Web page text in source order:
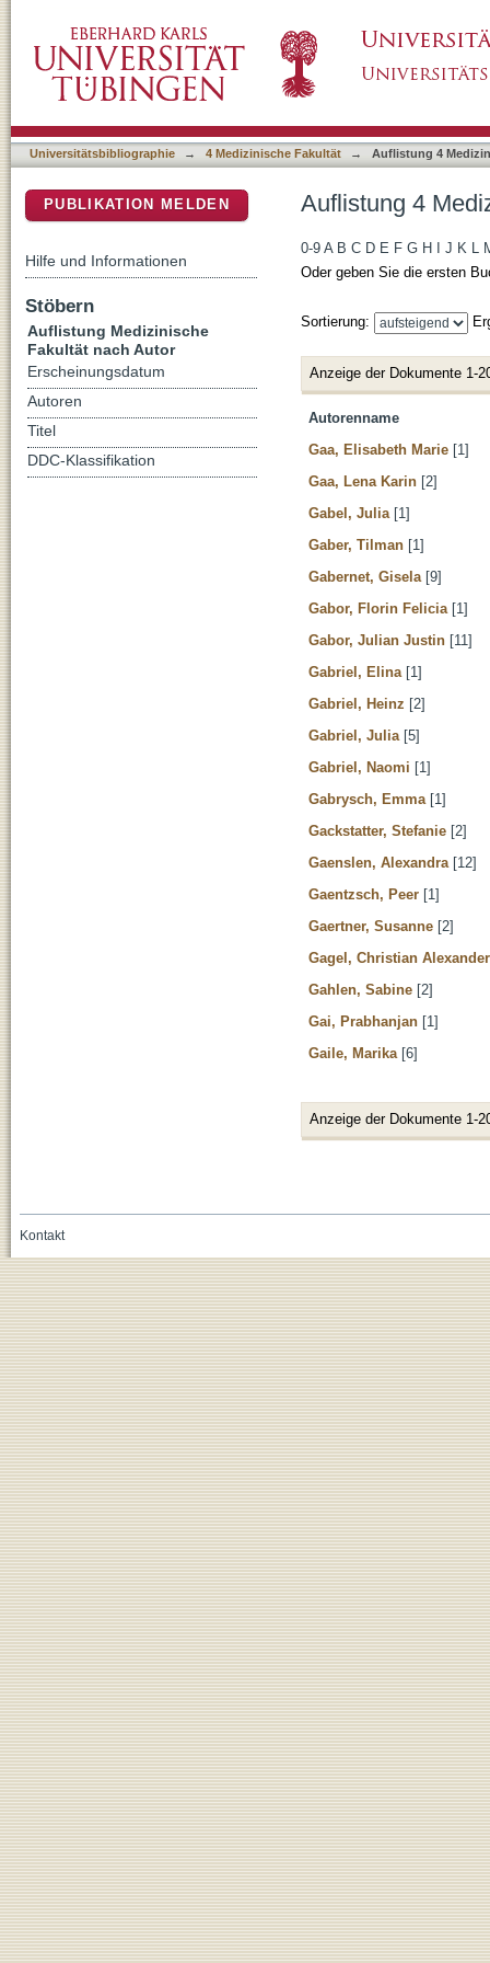
Universitätsbibliographie → 4 Medizinische Fakultät → Auflistung 4
Auflistung 4
0-9 A B C D E F G H J K L
Oder geben Sie die ersten
Sortierung:
Anzeige der Dokumente 1-
Autorenname
Gaa, Elisabeth Marie [1]
Gaa, Lena Karin [2]
Gabel, Julia [1]
Gaber, Tilman [1]
Gabernet, Gisela [9]
Gabor, Florin Felicia [1]
Gabor, Julian Justin [11]
Gabriel, Elina [1]
Gabriel, Heinz [2]
Gabriel, Julia [5]
Gabriel, Naomi [1]
Gabrysch, Emma [1]
Gackstatter, Stefanie [2]
Gaenslen, Alexandra [12]
Gaentzsch, Peer [1]
Gaertner, Susanne [2]
Gagel, Christian Alexander
Gahlen, Sabine [2]
Gai, Prabhanjan [1]
Gaile, Marika [6]
Anzeige der Dokumente 1-
PUBLIKATION MELDEN
Hilfe und Informationen
Stöbern
Auflistung Medizinische
Fakultät nach Autor
Erscheinungsdatum
Autoren
Titel
DDC-Klassifikation
Kontakt